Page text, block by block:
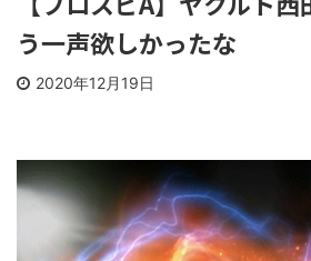
【プロスピA】ヤクルト
う一声欲しかったな